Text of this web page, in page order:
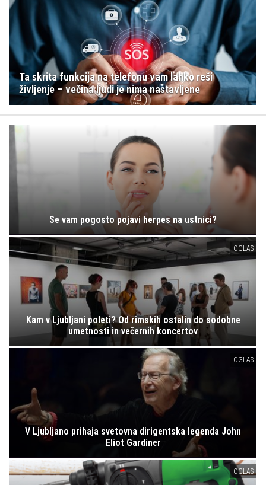
Ta skrita funkcija na telefonu vam lahko reši
življenje – večina ljudi je nima nastavljene
Se vam pogosto pojavi herpes na ustnici?
OGLAS
Kam v Ljubljani poleti? Od rimskih ostalin do sodobne
umetnosti in večernih koncertov
OGLAS
V Ljubljano prihaja svetovna dirigentska legenda John
Eliot Gardiner
OGLAS